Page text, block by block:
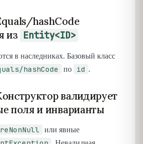
hashCode
из Entity<ID>
в наследниках. Базовый класс
hashCode по id .
валидирует
поля и инварианты
или явные